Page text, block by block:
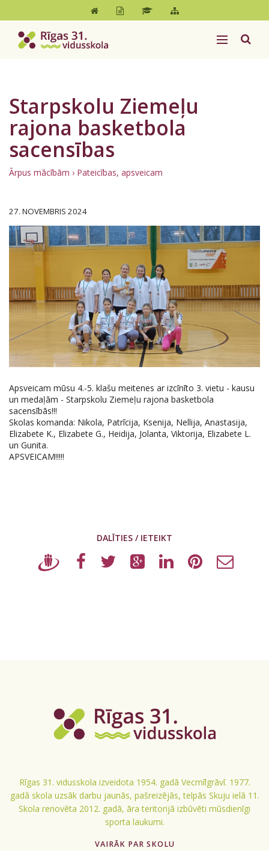
Starpskolu Ziemeļu
rajona basketbola
sacensības
Ārpus mācībām › Pateicības, apsveicam
27. NOVEMBRIS 2024
Apsveicam mūsu 4.-5. klašu meitenes ar izcīnīto 3. vietu - kausu
un medaļām - Starpskolu Ziemeļu rajona basketbola
sacensībās!!!
Skolas komanda: Nikola, Patrīcija, Ksenija, Nellija, Anastasija,
Elizabete K., Elizabete G., Heidija, Jolanta, Viktorija, Elizabete L.
un Gunita.
APSVEICAM!!!!!
DALĪTIES / IETEIKT
Rīgas 31. vidusskola izveidota 1954. gadā Vecmīlgrāvī. 1977.
gadā skola uzsāk darbu jaunās, pašreizējās, telpās Skuju ielā 11.
Skola renovēta 2012. gadā, āra teritorijā izbūvēti mūsdienīgi
sporta laukumi.
VAIRĀK PAR SKOLU